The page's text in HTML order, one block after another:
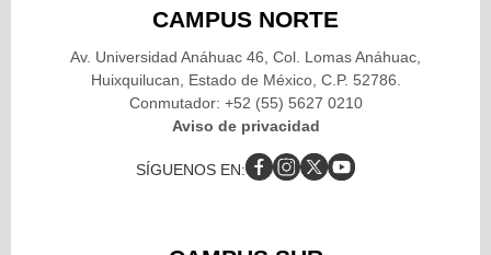
CAMPUS NORTE
Av. Universidad Anáhuac 46, Col. Lomas Anáhuac,
Huixquilucan, Estado de México, C.P. 52786.
Conmutador: +52 (55) 5627 0210
Aviso de privacidad
SÍGUENOS EN: